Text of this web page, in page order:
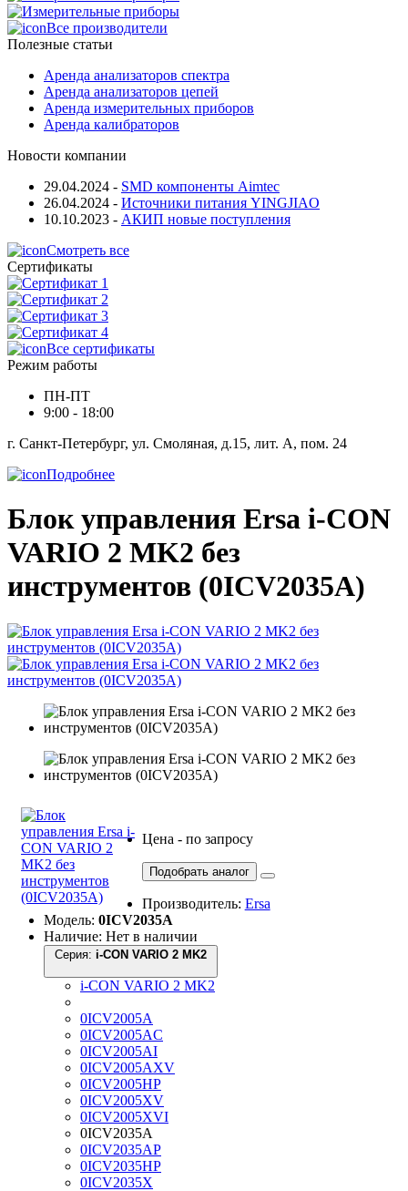
Все производители
Полезные статьи
Аренда анализаторов спектра
Аренда анализаторов цепей
Аренда измерительных приборов
Аренда калибраторов
Новости компании
29.04.2024 - SMD компоненты Aimtec
26.04.2024 - Источники питания YINGJIAO
10.10.2023 - АКИП новые поступления
Смотреть все
Сертификаты
Все сертификаты
Режим работы
ПН-ПТ
9:00 - 18:00
г. Санкт-Петербург, ул. Смоляная, д.15, лит. А, пом. 24
Подробнее
Блок управления Ersa i-CON
VARIO 2 MK2 без
инструментов (0ICV2035A)
Цена - по запросу
Подобрать аналог
Производитель: Ersa
Модель: 0ICV2035A
Наличие: Нет в наличии
Серия:
i-CON VARIO 2 MK2
0ICV2005A
0ICV2005AC
0ICV2005AI
0ICV2005AXV
0ICV2005HP
0ICV2005XV
0ICV2005XVI
0ICV2035A
0ICV2035AP
0ICV2035HP
0ICV2035X